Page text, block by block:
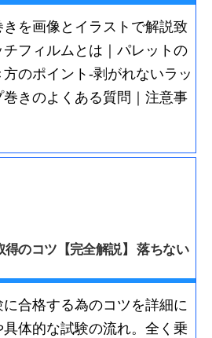
を画像とイラストで解説致
チフィルムとは｜パレットの
のポイント-剥がれないラッ
きのよくある質問｜注意事
のコツ【完全解説】 落ちない
合格する為のコツを詳細に
体的な試験の流れ。全く乗